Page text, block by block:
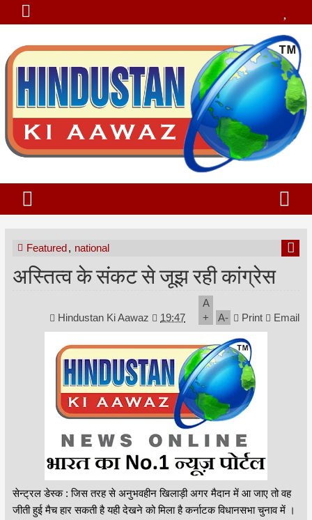
Featured, national
अस्तित्व के संकट से जूझ रही कांग्रेस
Hindustan Ki Aawaz 19:47
A
+
A- Print Email
सेन्ट्रल डेस्क : जिस तरह से अनुभवहीन खिलाड़ी अगर मैदान में आ जाए तो वह
जीती हुई मैच हार सकती है यही देखने को मिला है कर्नाटक विधानसभा चुनाव में ।